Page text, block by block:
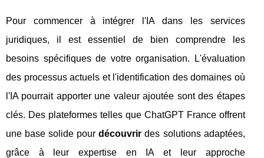
Pour commencer à intégrer l'IA dans les services
juridiques, il est essentiel de bien comprendre les
besoins spécifiques de votre organisation. L'évaluation
des processus actuels et l'identification des domaines où
l'IA pourrait apporter une valeur ajoutée sont des étapes
clés. Des plateformes telles que ChatGPT France offrent
une base solide pourdécouvrir des solutions adaptées,
grâce à leur expertise en IA et leur approche